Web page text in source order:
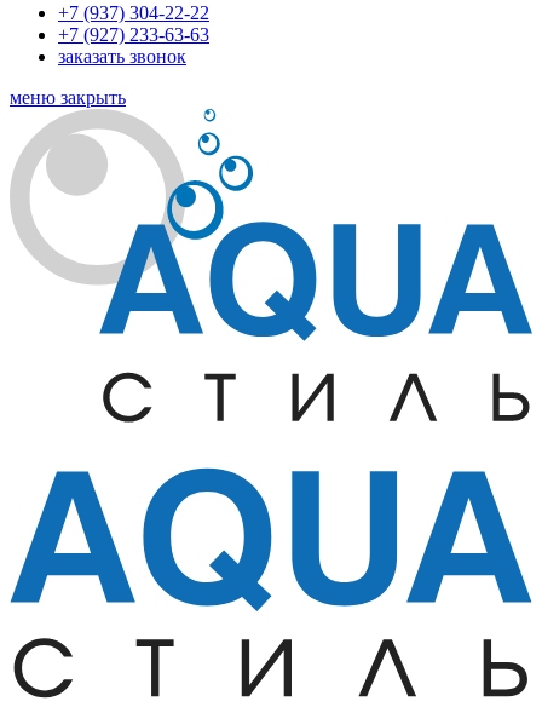
+7 (937) 304-22-22
+7 (927) 233-63-63
заказать звонок
меню закрыть